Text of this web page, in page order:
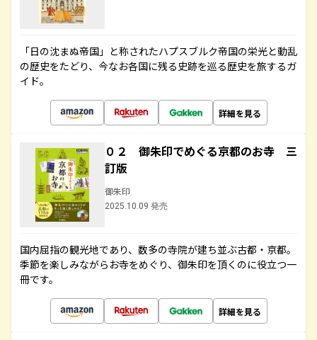
「日の沈まぬ帝国」と称されたハプスブルク帝国の栄光と動乱
の歴史をたどり、今なお各国に残る史跡を巡る歴史を旅するガ
イド。
詳細を見る
０２ 御朱印でめぐる京都のお寺 三
訂版
御朱印
2025.10.09 発売
国内屈指の観光地であり、数多の寺院が建ち並ぶ古都・京都。
季節を楽しみながらお寺をめぐり、御朱印を頂くのに役立つ一
冊です。
詳細を見る